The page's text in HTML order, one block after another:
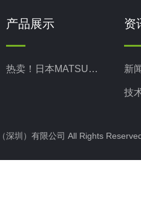
产品展示
热卖！日本MATSUO松尾
资
新
技
深圳）有限公司 All Rights